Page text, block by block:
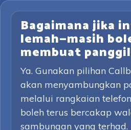
Bagaimana jika
lemah—masih
membuat
Ya. Gunakan pilihan
akan menyambungkan
melalui rangkaian
boleh terus bercakap
sambungan yang terhad.